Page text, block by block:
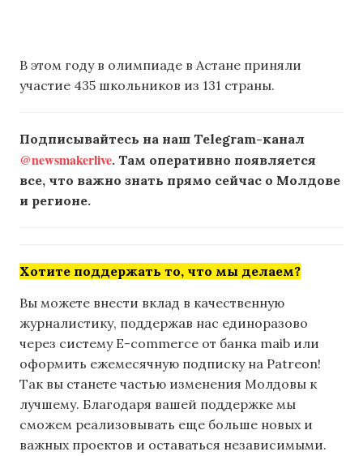
В этом году в олимпиаде в Астане приняли
участие 435 школьников из 131 страны.
Подписывайтесь на наш Telegram-канал
@newsmakerlive. Там оперативно появляется
все, что важно знать прямо сейчас о Молдове
и регионе.
Хотите поддержать то, что мы делаем?
Вы можете внести вклад в качественную
журналистику, поддержав нас единоразово
через систему E-commerce от банка maib или
оформить ежемесячную подписку на Patreon!
Так вы станете частью изменения Молдовы к
лучшему. Благодаря вашей поддержке мы
сможем реализовывать еще больше новых и
важных проектов и оставаться независимыми.